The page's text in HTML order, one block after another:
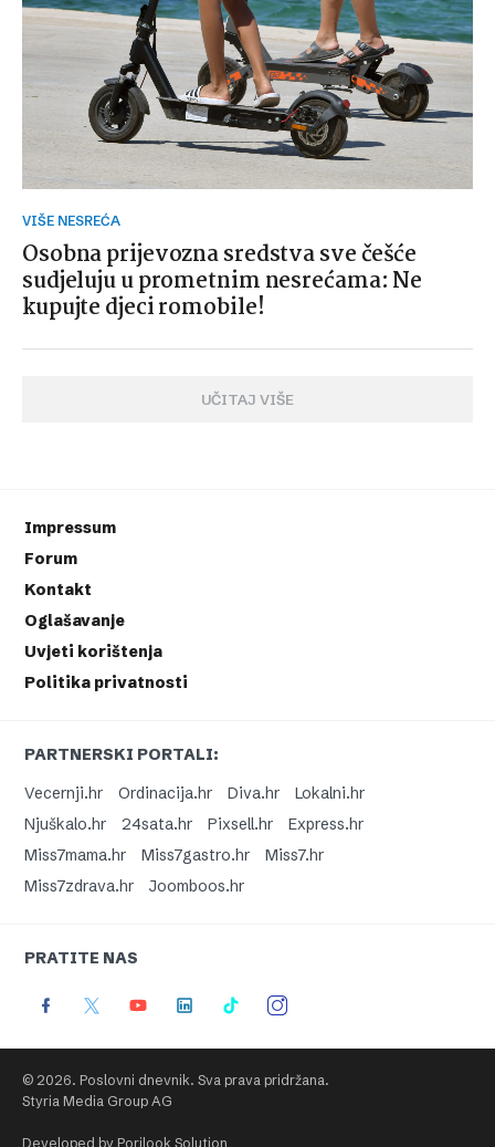
VIŠE NESREĆA
Osobna prijevozna sredstva sve češće
sudjeluju u prometnim nesrećama: Ne
kupujte djeci romobile!
UČITAJ VIŠE
Impressum
Forum
Kontakt
Oglašavanje
Uvjeti korištenja
Politika privatnosti
PARTNERSKI PORTALI:
Vecernji.hr
Ordinacija.hr Diva.hr
Lokalni.hr
Njuškalo.hr
24sata.hr Pixsell.hr
Express.hr
Miss7mama.hr
Miss7gastro.hr
Miss7.hr
Miss7zdrava.hr
Joomboos.hr
PRATITE NAS
© 2026. Poslovni dnevnik. Sva prava pridržana.
Styria Media Group AG
Developed by Porilook Solution